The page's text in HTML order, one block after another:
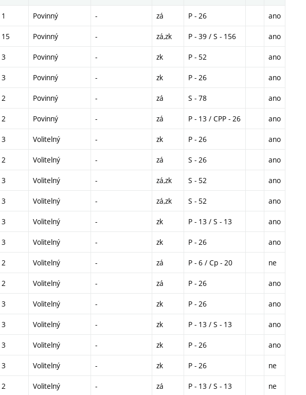
1 Povinný - zá P - 26 ano
15 Povinný - zá,zk P - 39 / S - 156 ano
3 Povinný - zk P - 52 ano
3 Povinný - zk P - 26 ano
2 Povinný - zá S - 78 ano
2 Povinný - zá P - 13 / CPP - 26 ano
3 Volitelný - zk P - 26 ano
2 Volitelný - zá S - 26 ano
3 Volitelný - zá,zk S - 52 ano
3 Volitelný - zá,zk S - 52 ano
3 Volitelný - zk P - 13 / S - 13 ano
3 Volitelný - zk P - 26 ano
2 Volitelný - zá P - 6 / Cp - 20 ne
2 Volitelný - zá P - 26 ano
3 Volitelný - zk P - 26 ano
3 Volitelný - zk P - 13 / S - 13 ano
3 Volitelný - zk P - 26 ano
3 Volitelný - zk P - 26 ne
2 Volitelný - zá P - 13 / S - 13 ne